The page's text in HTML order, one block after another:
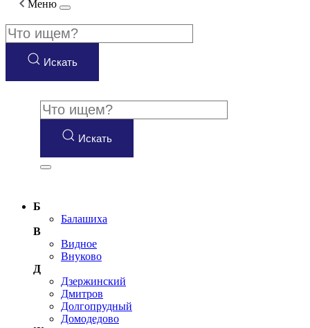
Меню
Искать
Искать
Б
Балашиха
В
Видное
Внуково
Д
Дзержинский
Дмитров
Долгопрудный
Домодедово